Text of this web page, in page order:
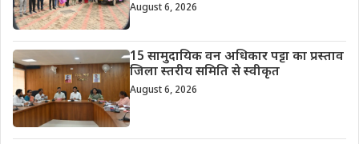
August 6, 2026
15 सामुदायिक वन अधिकार पट्टा का प्रस्ताव
जिला स्तरीय समिति से स्वीकृत
August 6, 2026